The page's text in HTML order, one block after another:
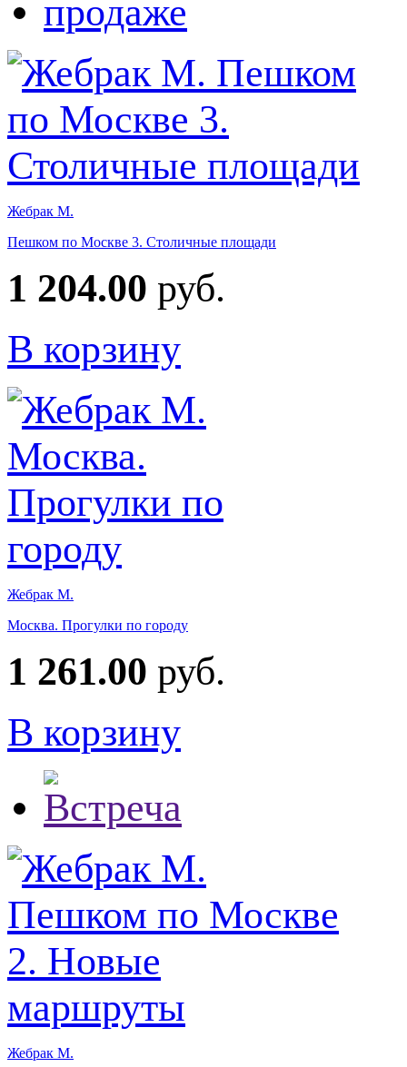
Жебрак М.
Пешком по Москве 3. Столичные площади
1 204.00 руб.
В корзину
Жебрак М.
Москва. Прогулки по городу
1 261.00 руб.
В корзину
Жебрак М.